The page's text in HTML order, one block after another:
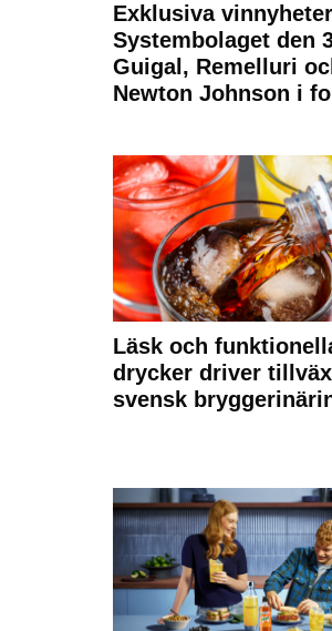
Exklusiva
Systembolaget den
Guigal, Remelluri
Newton Johnson i
Läsk och
drycker driver
svensk